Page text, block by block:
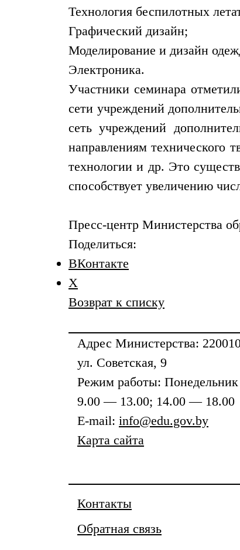
Технология беспилотных
Графический дизайн;
Моделирование и дизайн
Электроника.
Участники семинара
сети учреждений
сеть учреждений
направлениям технического
технологии и др. Это
способствует увеличению
Пресс-центр Министерства
Поделиться:
ВКонтакте
X
Возврат к списку
Адрес Министерства:
ул. Советская, 9
Режим работы:
9.00 — 13.00; 14.00 — 18.00
E-mail: info@edu.gov.by
Карта сайта
Контакты
Обратная связь